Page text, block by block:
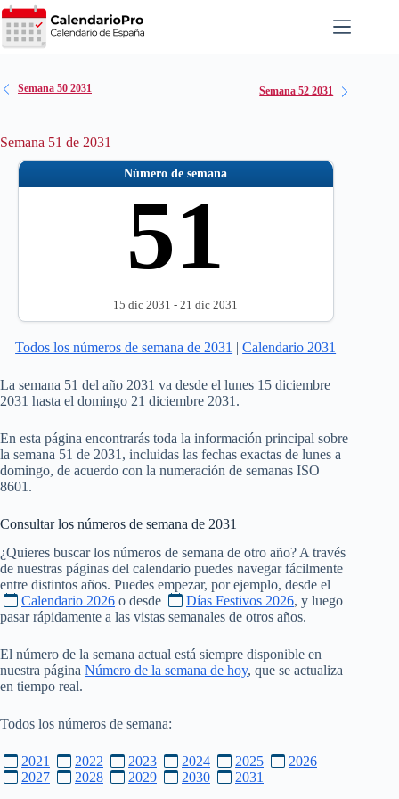
Saltar
al
contenido
Semana 50 2031 Semana 52 2031
Semana 51 de 2031
Número de semana
51
15 dic 2031 - 21 dic 2031
Todos los números de semana de 2031 |Calendario 2031
La semana 51 del año 2031 va desde el lunes 15 diciembre
2031 hasta el domingo 21 diciembre 2031.
En esta página encontrarás toda la información principal sobre
la semana 51 de 2031, incluidas las fechas exactas de lunes a
domingo, de acuerdo con la numeración de semanas ISO
8601.
Consultar los números de semana de 2031
¿Quieres buscar los números de semana de otro año? A través
de nuestras páginas del calendario puedes navegar fácilmente
entre distintos años. Puedes empezar, por ejemplo, desde el
Calendario 2026 o desde Días Festivos 2026, y luego
pasar rápidamente a las vistas semanales de otros años.
El número de la semana actual está siempre disponible en
nuestra página Número de la semana de hoy, que se actualiza
en tiempo real.
Todos los números de semana:
2021 2022 2023 2024 2025
2026
2027
2028 2029 2030 2031